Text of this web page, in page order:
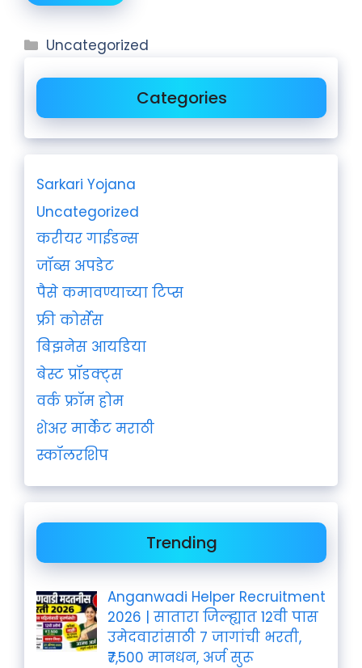
Uncategorized
Categories
Sarkari Yojana
Uncategorized
करीयर गाईडन्स
जॉब्स अपडेट
पैसे कमावण्याच्या टिप्स
फ्री कोर्सेस
बिझनेस आयडिया
बेस्ट प्रॉडक्ट्स
वर्क फ्रॉम होम
शेअर मार्केट मराठी
स्कॉलरशिप
Trending
Anganwadi Helper Recruitment
2026 | सातारा जिल्ह्यात 12वी पास
उमेदवारांसाठी 7 जागांची भरती,
₹7,500 मानधन, अर्ज सुरू